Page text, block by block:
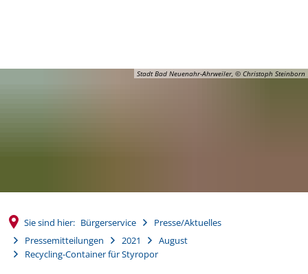
Stadt Bad Neuenahr-Ahrweiler, © Christoph Steinborn
Sie sind hier: Bürgerservice
Presse/Aktuelles
Pressemitteilungen
2021
August
Recycling-Container für Styropor